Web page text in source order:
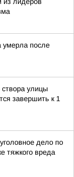
после
створа улицы
завершить к 1
дело по
тяжкого вреда